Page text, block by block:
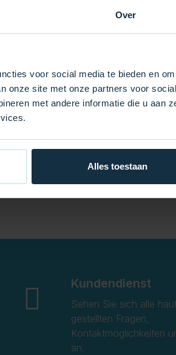
Over
voor social media te bieden en
onze site met onze partners voor social
met andere informatie die u aan
Alles toestaan
Auf Lager
Kundendienst
Sehen Sie sich alle
gestellten Fragen,
Kontaktmöglichkeiten
an.